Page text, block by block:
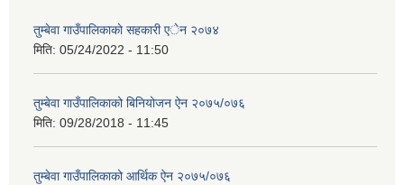
तुम्बेवा गाउँपालिकाकाे सहकारी एेन २०७४
मिति: 05/24/2022 - 11:50
तुम्बेवा गाउँपालिकाको बिनियोजन ऐन २०७५/०७६
मिति: 09/28/2018 - 11:45
तुम्बेवा गाउँपालिकाको आर्थिक ऐन २०७५/०७६